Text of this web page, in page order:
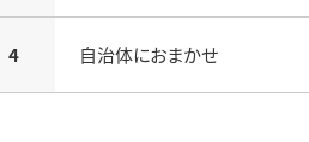
4 自治体におまかせ